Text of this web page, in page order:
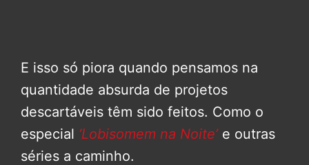
E isso só piora quando pensamos na
quantidade absurda de projetos
descartáveis têm sido feitos. Como o
especial ‘Lobisomem na Noite’e outras
séries a caminho.